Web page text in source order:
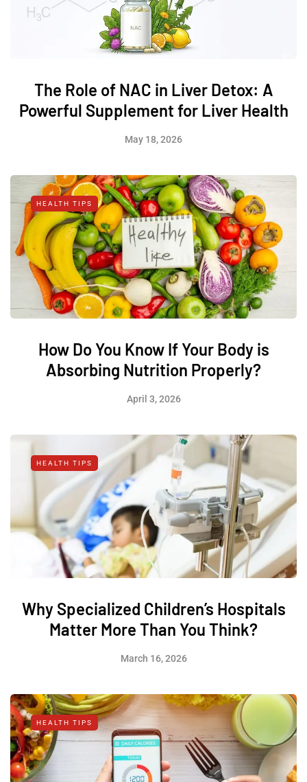
The Role of NAC in Liver Detox: A
Powerful Supplement for Liver Health
May 18, 2026
HEALTH TIPS
How Do You Know If Your Body is
Absorbing Nutrition Properly?
April 3, 2026
HEALTH TIPS
Why Specialized Children’s Hospitals
Matter More Than You Think?
March 16, 2026
HEALTH TIPS